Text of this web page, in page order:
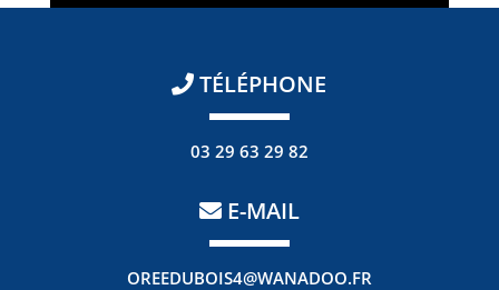
TÉLÉPHONE
03 29 63 29 82
E-MAIL
OREEDUBOIS4@WANADOO.FR